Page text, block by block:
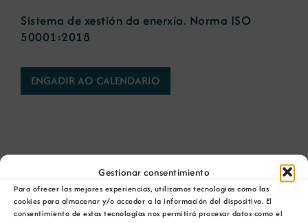
Gestionar consentimiento
Para ofrecer las mejores experiencias, utilizamos tecnologías como las
cookies para almacenar y/o acceder a la información del dispositivo. El
consentimiento de estas tecnologías nos permitirá procesar datos como el
Sistema de xestión da enerxía. Norma ISO
50001:2018
ENGADIR AO CALENDARIO
Comparta esta información en su red Social
favorita!